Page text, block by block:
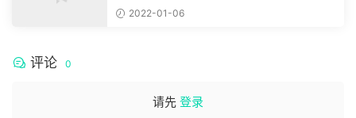
2022-01-06
评论 0
请先 登录